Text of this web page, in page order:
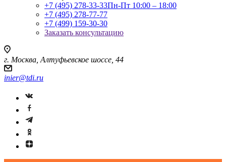
+7 (495) 278-33-33Пн-Пт 10:00 – 18:00
+7 (495) 278-77-77
+7 (499) 159-30-30
Заказать консультацию
г. Москва, Алтуфьевское шоссе, 44
inier@tdi.ru